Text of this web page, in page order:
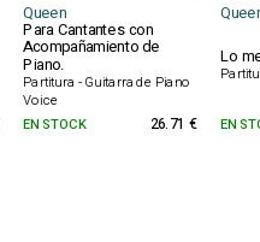
Queen
Para Cantantes con
Acompañamiento de
Piano.
Partitura - Guitarra de Piano
Voice
Lo
EN STOCK 26.71 € EN